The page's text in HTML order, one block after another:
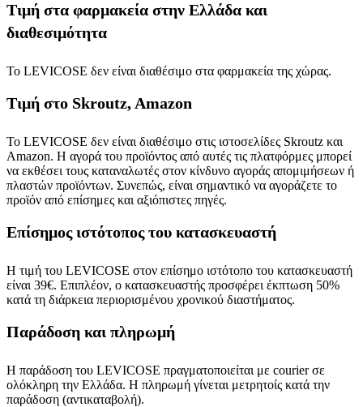
Τιμή στα φαρμακεία στην Ελλάδα και
διαθεσιμότητα
Το LEVICOSE δεν είναι διαθέσιμο στα φαρμακεία της χώρας.
Τιμή στο Skroutz, Amazon
Το LEVICOSE δεν είναι διαθέσιμο στις ιστοσελίδες Skroutz και
Amazon. Η αγορά του προϊόντος από αυτές τις πλατφόρμες μπορεί
να εκθέσει τους καταναλωτές στον κίνδυνο αγοράς απομιμήσεων ή
πλαστών προϊόντων. Συνεπώς, είναι σημαντικό να αγοράζετε το
προϊόν από επίσημες και αξιόπιστες πηγές.
Επίσημος ιστότοπος του κατασκευαστή
Η τιμή του LEVICOSE στον επίσημο ιστότοπο του κατασκευαστή
είναι 39€. Επιπλέον, ο κατασκευαστής προσφέρει έκπτωση 50%
κατά τη διάρκεια περιορισμένου χρονικού διαστήματος.
Παράδοση και πληρωμή
Η παράδοση του LEVICOSE πραγματοποιείται με courier σε
ολόκληρη την Ελλάδα. Η πληρωμή γίνεται μετρητοίς κατά την
παράδοση (αντικαταβολή).